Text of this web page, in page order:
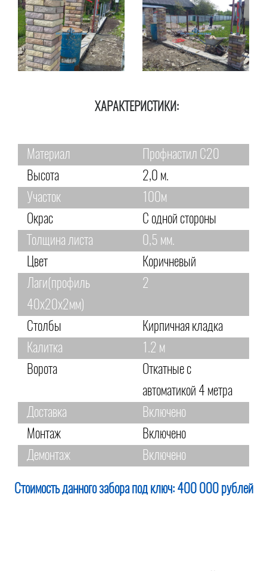
ХАРАКТЕРИСТИКИ:
Материал
Профнастил С20
Высота
2,0 м.
Участок
100м
Окрас
С одной стороны
Толщина листа
0,5 мм.
Цвет
Коричневый
Лаги(профиль
40х20х2мм)
2
Столбы
Кирпичная кладка
Калитка
1.2 м
Ворота
Откатные с
автоматикой 4 метра
Доставка
Включено
Монтаж
Включено
Демонтаж
Включено
Стоимость данного забора под ключ: 400 000 рублей